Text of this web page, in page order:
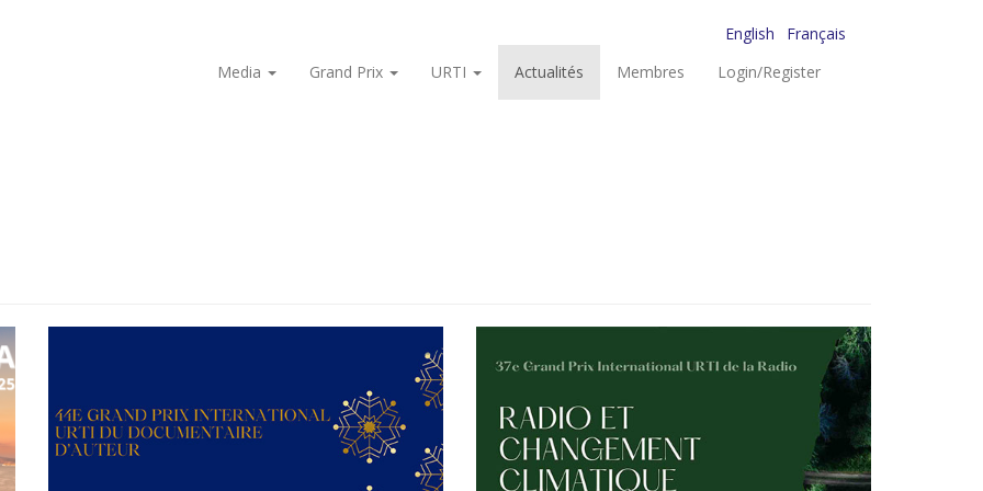
English
Français
Media
Grand Prix URTI Actualités Membres Login/Register